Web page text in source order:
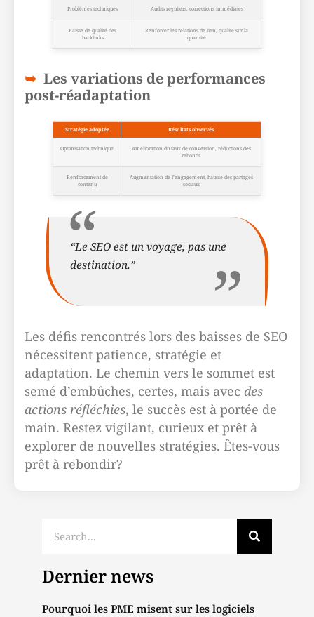
Problèmes techniques Audits réguliers, corrections immédiates
Baisse de qualité des
backlinks
Renforcer les relations de lien, qualité sur la
quantité
Les variations de performances
post-réadaptation
Stratégie adoptée Résultats observés
Optimisation technique
Amélioration du taux de conversion, réductions des
rebonds
Renforcement de
contenu
Augmentation de l’engagement, hausse des partages
sociaux
“Le SEO est un voyage, pas une
destination.”
Les défis rencontrés lors des baisses de SEO
nécessitent patience, stratégie et
adaptation. Le chemin vers le sommet est
semé d’embûches, certes, mais avec des
actions réfléchies, le succès est à portée de
main. Restez vigilant, curieux et prêt à
explorer de nouvelles stratégies. Êtes-vous
prêt à rebondir?
Dernier news
Pourquoi les PME misent sur les logiciels